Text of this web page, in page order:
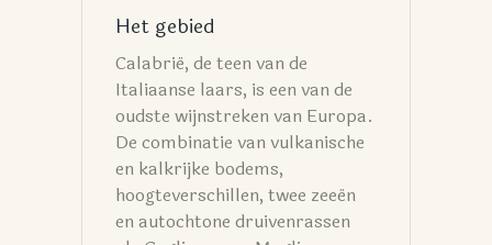
Het gebied
Calabrië, de teen van de
Italiaanse laars, is een van de
oudste wijnstreken van Europa.
De combinatie van vulkanische
en kalkrijke bodems,
hoogteverschillen, twee zeeën
en autochtone druivenrassen